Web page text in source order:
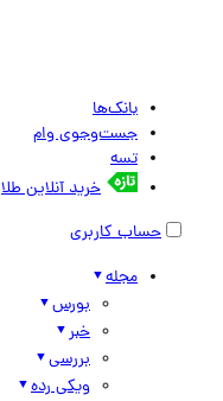
بانک‌ها
جست‌وجوی وام
تسه
خرید آنلاین طلا
حساب کاربری
مجله
بورس
خبر
بررسی
ویکی رده